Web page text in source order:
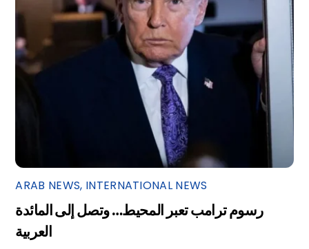
ARAB NEWS, INTERNATIONAL NEWS
رسوم ترامب تعبر المحيط… وتصل إلى المائدة
العربية